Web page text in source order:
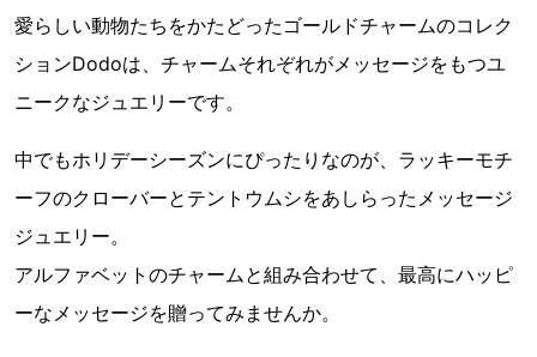
愛らしい動物たちをかたどったゴールドチャームのコレク
ションDodoは、チャームそれぞれがメッセージをもつユ
ニークなジュエリーです。
中でもホリデーシーズンにぴったりなのが、ラッキーモチ
ーフのクローバーとテントウムシをあしらったメッセージ
ジュエリー。
アルファベットのチャームと組み合わせて、最高にハッピ
ーなメッセージを贈ってみませんか。